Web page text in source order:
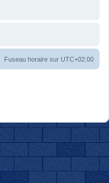
Fuseau horaire sur UTC+02:00